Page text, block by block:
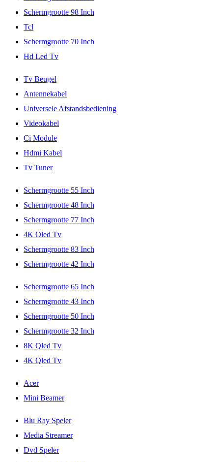
Schermgrootte 98 Inch
Tcl
Schermgrootte 70 Inch
Hd Led Tv
Tv Beugel
Antennekabel
Universele Afstandsbediening
Videokabel
Ci Module
Hdmi Kabel
Tv Tuner
Schermgrootte 55 Inch
Schermgrootte 48 Inch
Schermgrootte 77 Inch
4K Oled Tv
Schermgrootte 83 Inch
Schermgrootte 42 Inch
Schermgrootte 65 Inch
Schermgrootte 43 Inch
Schermgrootte 50 Inch
Schermgrootte 32 Inch
8K Qled Tv
4K Qled Tv
Acer
Mini Beamer
Blu Ray Speler
Media Streamer
Dvd Speler